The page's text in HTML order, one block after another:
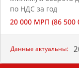
по НДС за год
20 000 МРП (86 500
Данные актуальны: